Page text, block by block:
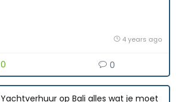
4 years ago
0 0
Yachtverhuur op Bali alles wat je moet